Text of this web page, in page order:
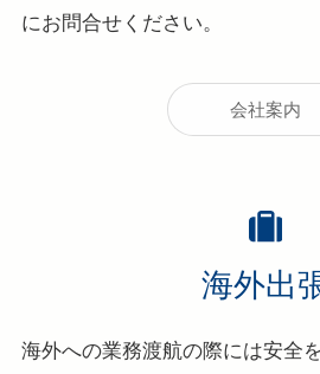
にお問合せください。
会社案内
海外出
海外への業務渡航の際には安全